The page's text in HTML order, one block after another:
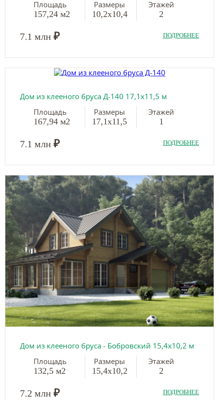
Площадь
157,24 м2
Размеры
10,2х10,4
Этажей
2
7.1 млн ₽ ПОДРОБНЕЕ
Дом из клееного бруса Д-140 17,1х11,5 м
Площадь
167,94 м2
Размеры
17,1х11,5
Этажей
1
7.1 млн ₽ ПОДРОБНЕЕ
Дом из клееного бруса - Бобровский 15,4х10,2 м
Площадь
132,5 м2
Размеры
15,4х10,2
Этажей
2
7.2 млн ₽ ПОДРОБНЕЕ